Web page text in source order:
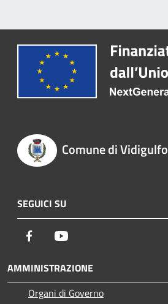
Comune di Vidigulfo
SEGUICI SU
Facebook
AMMINISTRAZIONE
Organi di Governo